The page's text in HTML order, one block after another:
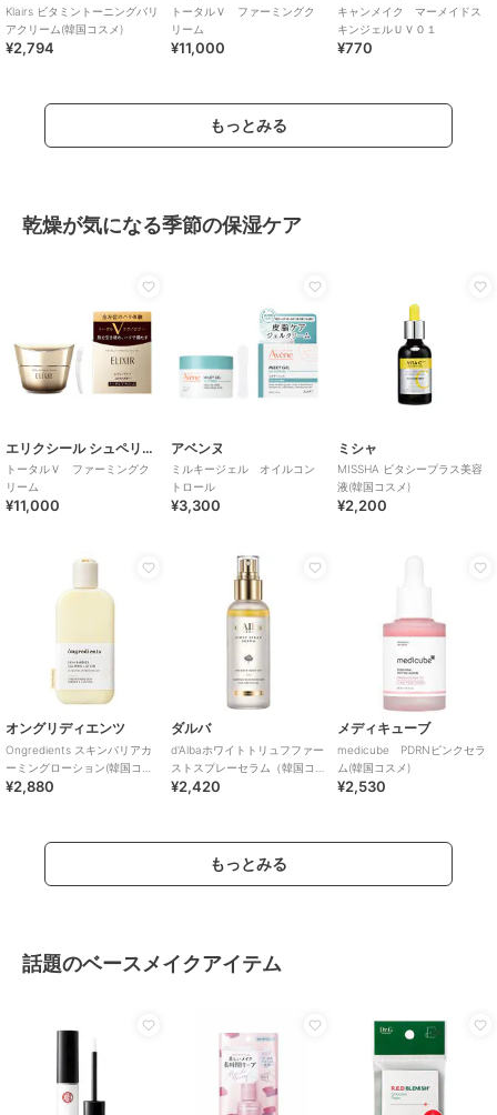
Klairs ビタミントーニングバリ
アクリーム(韓国コスメ)
¥2,794
トータルＶ ファーミングク
リーム
¥11,000
キャンメイク マーメイドス
キンジェルＵＶ０１
¥770
もっとみる
乾燥が気になる季節の保湿ケア
エリクシール シュペリエル
トータルＶ ファーミングク
リーム
¥11,000
アベンヌ
ミルキージェル オイルコン
トロール
¥3,300
ミシャ
MISSHA ビタシープラス美容
液(韓国コスメ)
¥2,200
オングリディエンツ
Ongredients スキンバリアカ
ーミングローション(韓国コス
メ)
¥2,880
ダルバ
d'Albaホワイトトリュフファー
ストスプレーセラム（韓国コ
スメ）
¥2,420
メディキューブ
medicube PDRNピンクセラ
ム(韓国コスメ)
¥2,530
もっとみる
話題のベースメイクアイテム